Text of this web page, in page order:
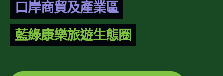
口岸商貿及產業區
藍綠康樂旅遊生態圈